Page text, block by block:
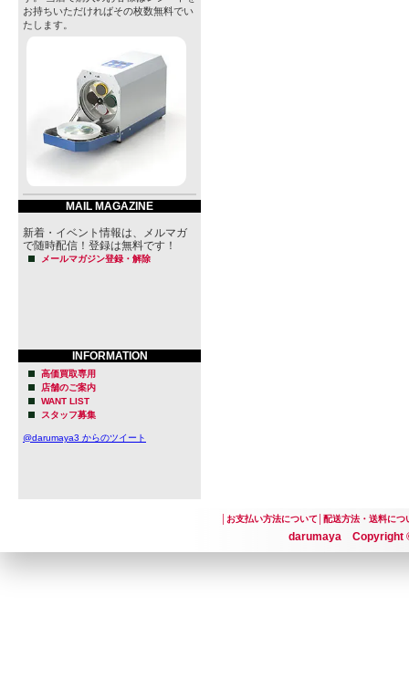
お持ちいただければその枚数無料でい
たします。
MAIL MAGAZINE
新着・イベント情報は、メルマガ
で随時配信！登録は無料です！
メールマガジン登録・解除
INFORMATION
高価買取専用
店舗のご案内
WANT LIST
スタッフ募集
@darumaya3 からのツイート
お支払い方法について│ 配送方法・送料につ
darumaya Copyright